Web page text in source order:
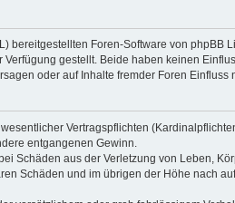
bereitgestellten Foren-Software von phpBB
gestellt. Beide haben keinen
oder auf Inhalte fremder Foren Einfluss
Vertragspflichten
entgangenen Gewinn.
Schäden aus der Verletzung von Leben,
Schäden und im übrigen der Höhe nach